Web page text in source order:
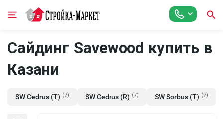
Сайдинг Savewood купить в
Казани
SW Cedrus (T) (7) SW Cedrus (R) (7) SW Sorbus (T) (7)